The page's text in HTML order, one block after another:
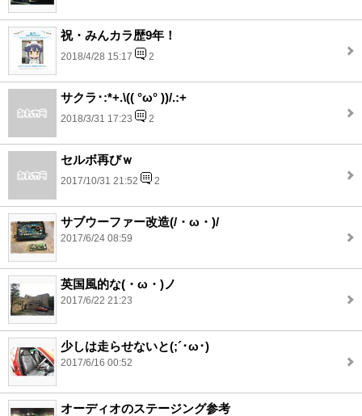
祝・みんカラ歴9年！
2018/4/28 15:17 2
サクラ･:*+.\(( °ω° ))/.:+
2018/3/31 17:23 2
セルボ再びｗ
2017/10/31 21:52 2
サブウーファー改造(/・ω・)/
2017/6/24 08:59
英国風的な(・ω・)ノ
2017/6/22 21:23
少しは走らせないと(;´･ω･)
2017/6/16 00:52
オーディオのステージング参考